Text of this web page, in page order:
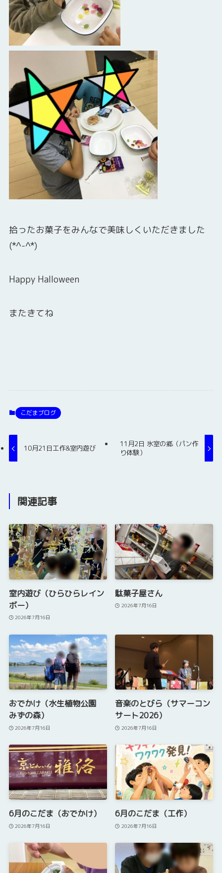
拾ったお菓子をみんなで美味しくいただきました
(*^-^*)
Happy Halloween
またきてね
こだまブログ
10月21日工作&室内遊び
11月2日 氷室の郷（パン作
り体験）
関連記事
室内遊び（ひらひらレイン
ボー）
2026年7月16日
駄菓子屋さん
2026年7月16日
おでかけ（水生植物公園
みずの森）
2026年7月16日
音楽のとびら（サマーコン
サート2026）
2026年7月16日
6月のこだま（おでかけ）
2026年7月16日
6月のこだま（工作）
2026年7月16日